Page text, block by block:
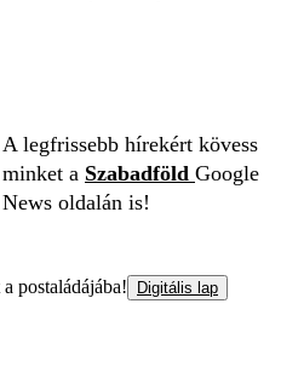
A legfrissebb hírekért kövess
minket a Szabadföld Google
News oldalán is!
postaládájába!
Digitális lap